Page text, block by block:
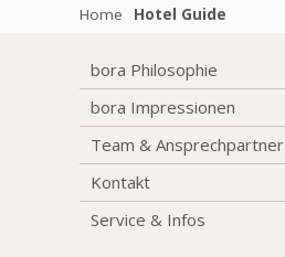
Home Hotel Guide
bora Philosophie
bora Impressionen
Team & Ansprechpartner
Kontakt
Service & Infos